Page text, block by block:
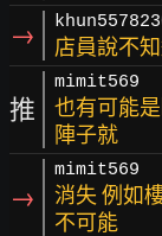
→ 店員說不
推
mimit569
也有可能
陣子就
→
mimit569
消失 例如
不可能